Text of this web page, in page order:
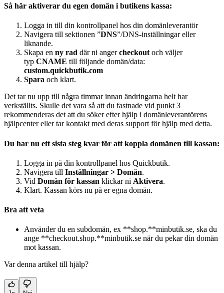
Så här aktiverar du egen domän i butikens kassa:
Logga in till din kontrollpanel hos din domänleverantör
Navigera till sektionen ”DNS”/DNS-inställningar eller
liknande.
Skapa en ny rad där ni angercheckoutoch väljer
typ CNAME till följande domän/data:
custom.quickbutik.com
Spara och klart.
Det tar nu upp till några timmar innan ändringarna helt har
verkställts. Skulle det vara så att du fastnade vid punkt 3
rekommenderas det att du söker efter hjälp i domänleverantörens
hjälpcenter eller tar kontakt med deras support för hjälp med detta.
Du har nu ett sista steg kvar för att koppla domänen till kassan:
Logga in på din kontrollpanel hos Quickbutik.
Navigera till Inställningar > Domän.
Vid Domän för kassan klickar ni Aktivera.
Klart. Kassan körs nu på er egna domän.
Bra att veta
Använder du en subdomän, ex **shop.**minbutik.se, ska du
ange **checkout.shop.**minbutik.se när du pekar din domän
mot kassan.
Var denna artikel till hjälp?